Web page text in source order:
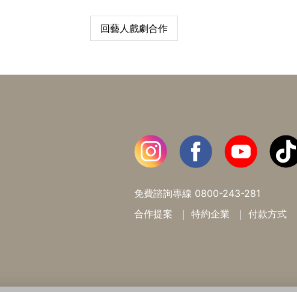
回藝人戲劇合作
免費諮詢專線 0800-243-281
合作提案
特約企業 付款方式